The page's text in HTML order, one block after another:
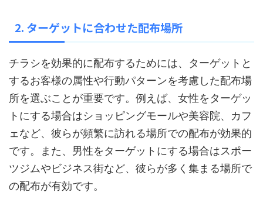
2. ターゲットに合わせた配布場所
チラシを効果的に配布するためには、ターゲットと
するお客様の属性や行動パターンを考慮した配布場
所を選ぶことが重要です。例えば、女性をターゲッ
トにする場合はショッピングモールや美容院、カフ
ェなど、彼らが頻繁に訪れる場所での配布が効果的
です。また、男性をターゲットにする場合はスポー
ツジムやビジネス街など、彼らが多く集まる場所で
の配布が有効です。